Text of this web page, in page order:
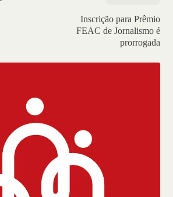
Inscrição para Prêmio
FEAC de Jornalismo é
prorrogada